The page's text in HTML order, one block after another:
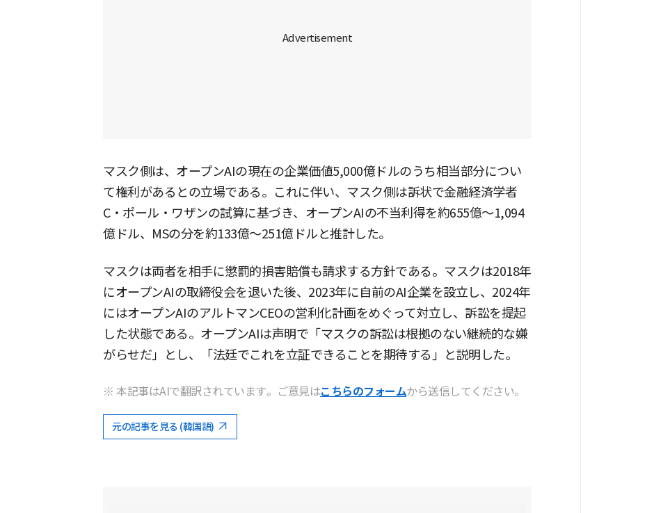
マスク側は、オープンAIの現在の企業価値5,000億ドルのうち相当部分につい
て権利があるとの立場である。これに伴い、マスク側は訴状で金融経済学者
C・ポール・ワザンの試算に基づき、オープンAIの不当利得を約655億〜1,094
億ドル、MSの分を約133億〜251億ドルと推計した。
マスクは両者を相手に懲罰的損害賠償も請求する方針である。マスクは2018年
にオープンAIの取締役会を退いた後、2023年に自前のAI企業を設立し、2024年
にはオープンAIのアルトマンCEOの営利化計画をめぐって対立し、訴訟を提起
した状態である。オープンAIは声明で「マスクの訴訟は根拠のない継続的な嫌
がらせだ」とし、「法廷でこれを立証できることを期待する」と説明した。
※ 本記事はAIで翻訳されています。ご意見はこちらのフォームから送信してください。
元の記事を見る (韓国語)